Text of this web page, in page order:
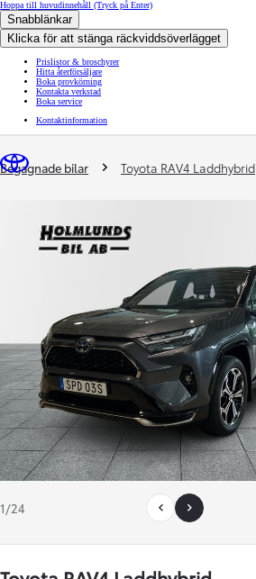
Hoppa till huvudinnehåll (Tryck på Enter)
Snabblänkar
Klicka för att stänga räckviddsöverlägget
Prislistor & broschyrer
Hitta återförsäljare
Boka provkörning
Kontakta verkstad
Boka service
Kontaktinformation
You are here
Begagnade bilar Toyota RAV4 Laddhybrid
1/24